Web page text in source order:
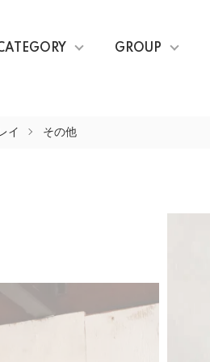
GROUP
イ その他